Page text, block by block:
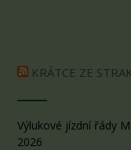
KRÁTCE ZE
Výlukové jízdní řády
2026